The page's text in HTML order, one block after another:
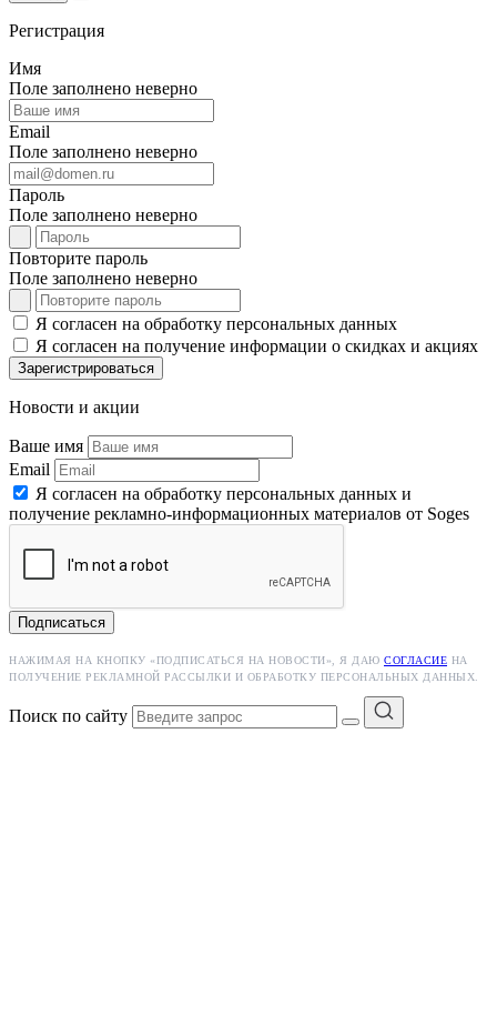
Регистрация
Имя
Поле заполнено неверно
Email
Поле заполнено неверно
Пароль
Поле заполнено неверно
Повторите пароль
Поле заполнено неверно
Я согласен на обработку персональных данных
Я согласен на получение информации о скидках и акциях
Зарегистрироваться
Новости и акции
Ваше имя
Email
Я согласен на обработку персональных данных и
получение рекламно-информационных материалов от Soges
Подписаться
НАЖИМАЯ НА КНОПКУ «ПОДПИСАТЬСЯ НА НОВОСТИ», Я ДАЮ СОГЛАСИЕ НА
ПОЛУЧЕНИЕ РЕКЛАМНОЙ РАССЫЛКИ И ОБРАБОТКУ ПЕРСОНАЛЬНЫХ ДАННЫХ.
Поиск по сайту